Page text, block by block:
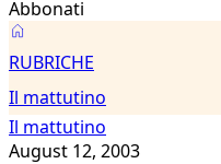
Abbonati
Il
mattutino
RUBRICHE
Il mattutino
Il mattutino
August 12, 2003